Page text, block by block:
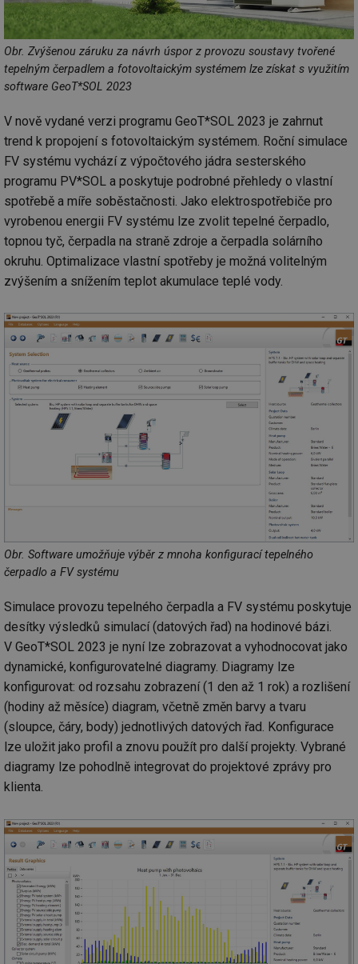
Obr. Zvýšenou záruku za návrh úspor z provozu soustavy tvořené
tepelným čerpadlem a fotovoltaickým systémem lze získat s využitím
software GeoT*SOL 2023
V nově vydané verzi programu GeoT*SOL 2023 je zahrnut
trend k propojení s fotovoltaickým systémem. Roční simulace
FV systému vychází z výpočtového jádra sesterského
programu PV*SOL a poskytuje podrobné přehledy o vlastní
spotřebě a míře soběstačnosti. Jako elektrospotřebiče pro
vyrobenou energii FV systému lze zvolit tepelné čerpadlo,
topnou tyč, čerpadla na straně zdroje a čerpadla solárního
okruhu. Optimalizace vlastní spotřeby je možná volitelným
zvýšením a snížením teplot akumulace teplé vody.
Obr. Software umožňuje výběr z mnoha konfigurací tepelného
čerpadlo a FV systému
Simulace provozu tepelného čerpadla a FV systému poskytuje
desítky výsledků simulací (datových řad) na hodinové bázi.
V GeoT*SOL 2023 je nyní lze zobrazovat a vyhodnocovat jako
dynamické, konfigurovatelné diagramy. Diagramy lze
konfigurovat: od rozsahu zobrazení (1 den až 1 rok) a rozlišení
(hodiny až měsíce) diagram, včetně změn barvy a tvaru
(sloupce, čáry, body) jednotlivých datových řad. Konfigurace
lze uložit jako profil a znovu použít pro další projekty. Vybrané
diagramy lze pohodlně integrovat do projektové zprávy pro
klienta.